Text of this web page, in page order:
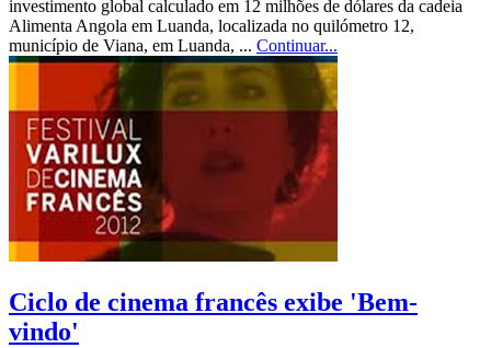
investimento global calculado em 12 milhões de dólares da cadeia
Alimenta Angola em Luanda, localizada no quilómetro 12,
município de Viana, em Luanda, ... Continuar...
Ciclo de cinema francês exibe 'Bem-
vindo'